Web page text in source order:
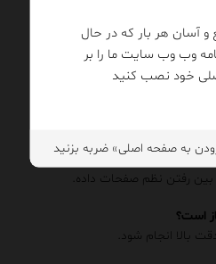
آسان هر بار که در حال
وب وب سایت ما را بر
خود نصب کنید
به صفحه اصلی» ضربه بزنید
انتهای فایل حذف می‌کند.
یا در محیط‌های آزمایشی.